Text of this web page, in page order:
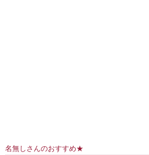
名無しさんのおすすめ★